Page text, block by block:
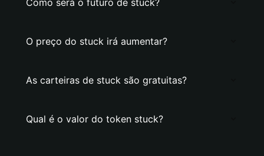
Como será o futuro de stuck?
O preço do stuck irá aumentar?
As carteiras de stuck são gratuitas?
Qual é o valor do token stuck?